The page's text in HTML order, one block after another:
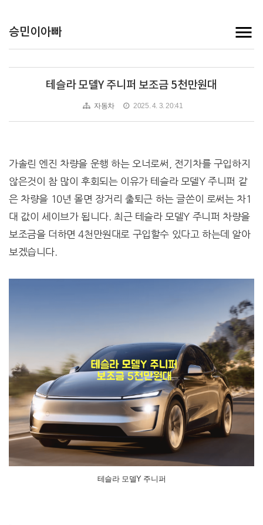
승민이아빠
테슬라 모델Y 주니퍼 보조금 5천만원대
자동차 2025. 4. 3. 20:41
가솔린 엔진 차량을 운행 하는 오너로써, 전기차를 구입하지
않은것이 참 많이 후회되는 이유가 테슬라 모델Y 주니퍼 같
은 차량을 10년 몰면 장거리 출퇴근 하는 글쓴이 로써는 차1
대 값이 세이브가 됩니다. 최근 테슬라 모델Y 주니퍼 차량을
보조금을 더하면 4천만원대로 구입할수 있다고 하는데 알아
보겠습니다.
테슬라 모델Y 주니퍼